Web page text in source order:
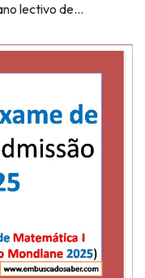
lectivo de…